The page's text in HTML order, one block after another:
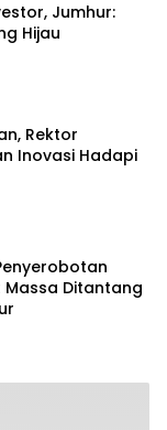
Jumhur:
Hijau
Rektor
Inovasi Hadapi
Massa Ditantang